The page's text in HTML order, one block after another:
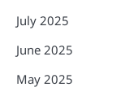
July 2025
June 2025
May 2025